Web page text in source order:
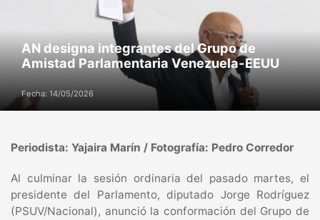
AN designa integrantes del Grupo de
Amistad Parlamentaria Venezuela-EEUU
Fecha: 14/05/2026
Periodista: Yajaira Marín / Fotografía: Pedro Corredor
Al culminar la sesión ordinaria del pasado martes, el
presidente del Parlamento, diputado Jorge Rodríguez
(PSUV/Nacional), anunció la conformación del Grupo de